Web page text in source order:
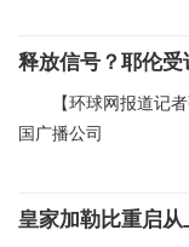
【环球网报道记
国广播公司
皇家加勒比重启